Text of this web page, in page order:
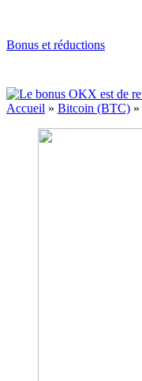
Bonus et réductions
Accueil » Bitcoin (BTC) »